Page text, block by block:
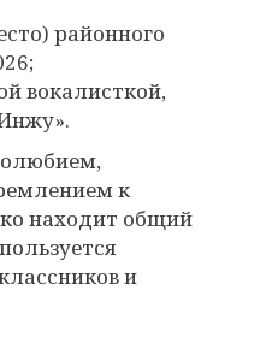
районного
вокалисткой,
к
находит общий
и